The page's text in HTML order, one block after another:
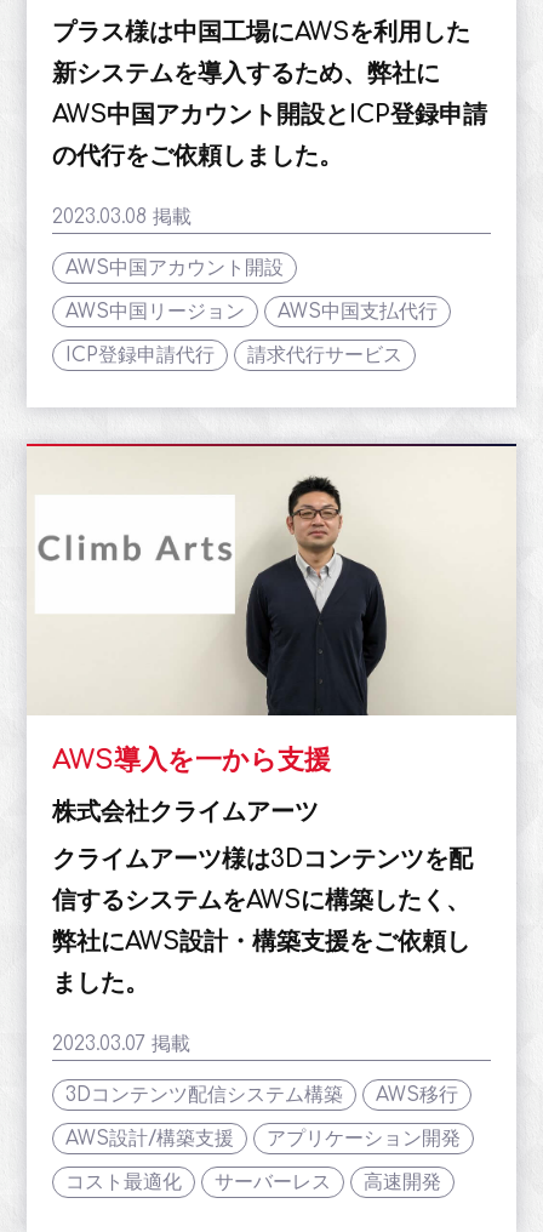
プラス様は中国工場にAWSを利用した
新システムを導入するため、弊社に
AWS中国アカウント開設とICP登録申請
の代行をご依頼しました。
2023.03.08 掲載
AWS中国アカウント開設
AWS中国リージョン
AWS中国支払代行
ICP登録申請代行
請求代行サービス
AWS導入を一から支援
株式会社クライムアーツ
クライムアーツ様は3Dコンテンツを配
信するシステムをAWSに構築したく、
弊社にAWS設計・構築支援をご依頼し
ました。
2023.03.07 掲載
3Dコンテンツ配信システム構築
AWS移行
AWS設計/構築支援
アプリケーション開発
コスト最適化
サーバーレス 高速開発